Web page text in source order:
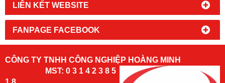
LIÊN KẾT WEBSITE
FANPAGE FACEBOOK
CÔNG TY TNHH CÔNG NGHIỆP HOÀNG MINH
MST: 0 3 1 4 2 3 8 5